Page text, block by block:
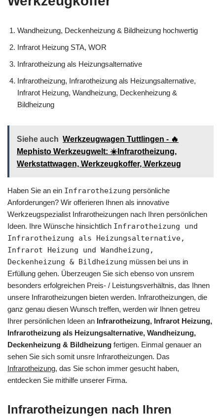
Wandheizung, Deckenheizung & Bildheizung hochwertig
Infrarot Heizung STA, WOR
Infrarotheizung als Heizungsalternative
Infrarotheizung, Infrarotheizung als Heizungsalternative,
Infrarot Heizung, Wandheizung, Deckenheizung &
Bildheizung
Siehe auch Werkzeugwagen Tuttlingen - 🔥
Mephisto Werkzeugwelt: ☀️Infrarotheizung,
Werkstattwagen, Werkzeugkoffer, Werkzeug
Haben Sie an ein Infrarotheizung persönliche
Anforderungen? Wir offerieren Ihnen als innovative
Werkzeugspezialist Infrarotheizungen nach Ihren persönlichen
Ideen. Ihre Wünsche hinsichtlich Infrarotheizung und
Infrarotheizung als Heizungsalternative,
Infrarot Heizung und Wandheizung,
Deckenheizung & Bildheizung müssen bei uns in
Erfüllung gehen. Überzeugen Sie sich ebenso von unsrem
besonders erfolgreichen Preis- / Leistungsverhältnis, das Ihnen
unsere Infrarotheizungen bieten werden. Infrarotheizungen, die
ganz genau diesen Wunsch treffen, werden wir Ihnen getreu
Ihrer persönlichen Ideen an Infrarotheizung, Infrarot Heizung,
Infrarotheizung als Heizungsalternative, Wandheizung,
Deckenheizung & Bildheizung fertigen. Einmal genauer an
sehen Sie sich somit unsre Infrarotheizungen. Das
Infrarotheizung, das Sie schon immer gesucht haben,
entdecken Sie mithilfe unserer Firma.
Infrarotheizungen nach Ihren